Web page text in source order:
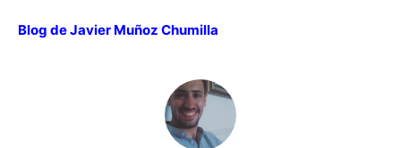
Blog de Javier Muñoz Chumilla